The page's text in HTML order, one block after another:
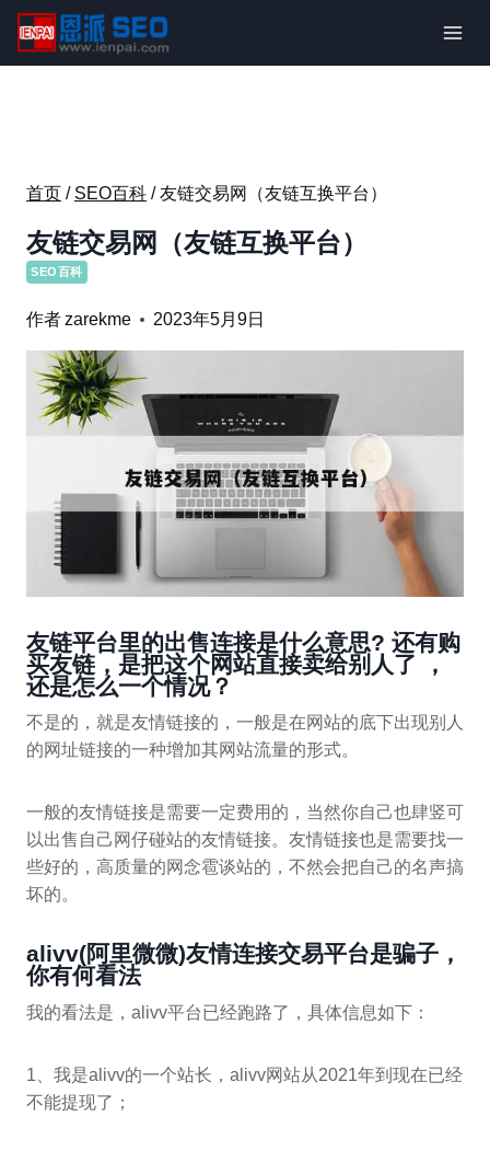
内
首页 / SEO百科 / 友链交易网（友链互换平台）
友链交易网（友链互换平台）
SEO百科
作者zarekme 2023年5月9日
友链平台里的出售连接是什么意思? 还有购
买友链，是把这个网站直接卖给别人了 ，
还是怎么一个情况？
不是的，就是友情链接的，一般是在网站的底下出现别人
的网址链接的一种增加其网站流量的形式。
一般的友情链接是需要一定费用的，当然你自己也肆竖可
以出售自己网仔碰站的友情链接。友情链接也是需要找一
些好的，高质量的网念雹谈站的，不然会把自己的名声搞
坏的。
alivv(阿里微微)友情连接交易平台是骗子，
你有何看法
我的看法是，alivv平台已经跑路了，具体信息如下：
1、我是alivv的一个站长，alivv网站从2021年到现在已经
不能提现了；